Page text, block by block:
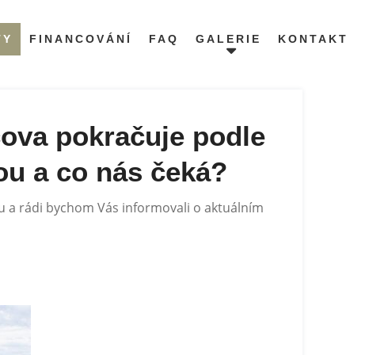
FINANCOVÁNÍ FAQ GALERIE KONTAKT
pokračuje podle
a co nás čeká?
a rádi bychom Vás informovali o aktuálním